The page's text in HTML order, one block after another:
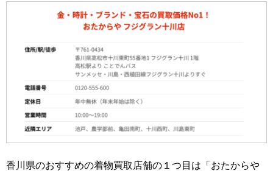
香川県のおすすめの着物買取店舗の１つ目は「おたからや